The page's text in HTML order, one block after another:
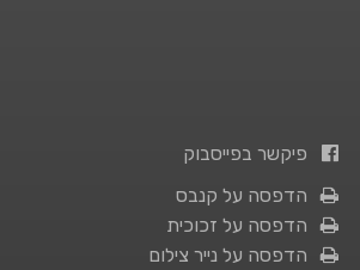
פיקשר בפייסבוק
הדפסה על קנבס
הדפסה על זכוכית
הדפסה על נייר צילום